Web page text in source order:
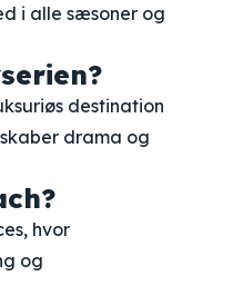
i alle sæsoner og
destination
drama og
hvor
og